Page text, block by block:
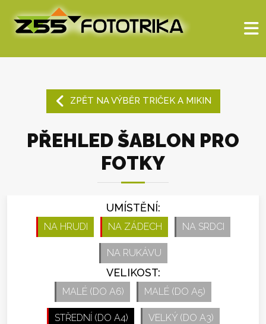
ZPĚT NA VÝBĚR TRIČEK A MIKIN
PŘEHLED ŠABLON PRO
FOTKY
UMÍSTĚNÍ:
NA HRUDI NA ZÁDECH NA SRDCI
NA RUKÁVU
VELIKOST:
MALÉ (DO A6) MALÉ (DO A5)
STŘEDNÍ (DO A4) VELKÝ (DO A3)